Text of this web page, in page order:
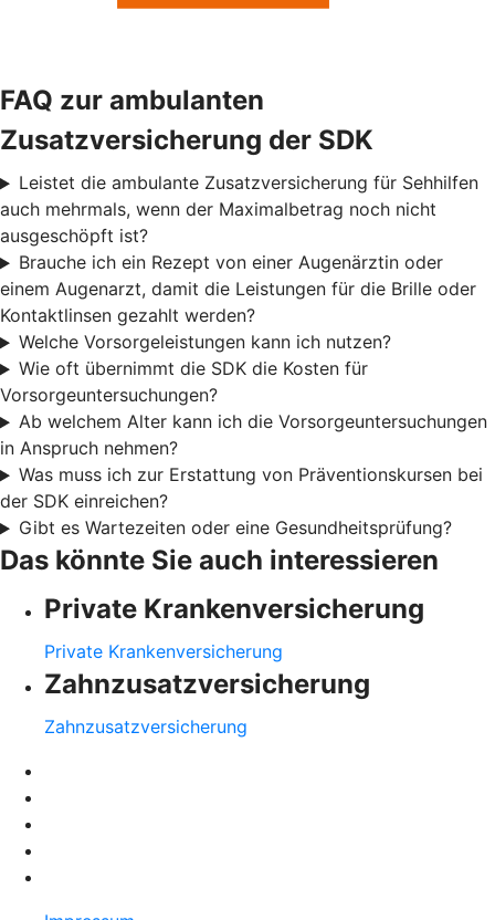
FAQ zur ambulanten
Zusatzversicherung der SDK
Leistet die ambulante Zusatzversicherung für Sehhilfen
auch mehrmals, wenn der Maximalbetrag noch nicht
ausgeschöpft ist?
Brauche ich ein Rezept von einer Augenärztin oder
einem Augenarzt, damit die Leistungen für die Brille oder
Kontaktlinsen gezahlt werden?
Welche Vorsorgeleistungen kann ich nutzen?
Wie oft übernimmt die SDK die Kosten für
Vorsorgeuntersuchungen?
Ab welchem Alter kann ich die Vorsorgeuntersuchungen
in Anspruch nehmen?
Was muss ich zur Erstattung von Präventionskursen bei
der SDK einreichen?
Gibt es Wartezeiten oder eine Gesundheitsprüfung?
Das könnte Sie auch interessieren
Private Krankenversicherung
Private Krankenversicherung
Zahnzusatzversicherung
Zahnzusatzversicherung